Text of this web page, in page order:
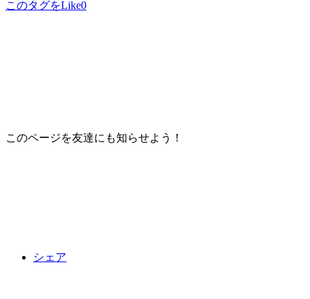
このタグをLike0
このページを友達にも知らせよう！
シェア